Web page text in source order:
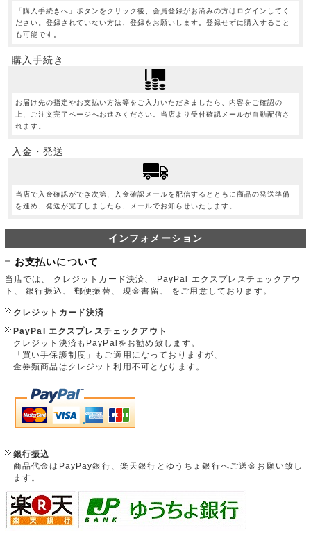
「購入手続きへ」ボタンをクリック後、会員登録がお済みの方はログインしてく
ださい。登録されていない方は、登録をお願いします。登録せずに購入すること
も可能です。
購入手続き
お届け先の指定やお支払い方法等をご入力いただきましたら、内容をご確認の
上、ご注文完了ページへお進みください。当店より受付確認メールが自動配信さ
れます。
入金・発送
当店で入金確認ができ次第、入金確認メールを配信するとともに商品の発送準備
を進め、発送が完了しましたら、メールでお知らせいたします。
インフォメーション
お支払いについて
当店では、 クレジットカード決済、 PayPal エクスプレスチェックアウ
ト、 銀行振込、 郵便振替、 現金書留、 をご用意しております。
クレジットカード決済
PayPal エクスプレスチェックアウト
クレジット決済もPayPalをお勧め致します。
「買い手保護制度」もご適用になっておりますが、
金券類商品はクレジット利用不可となります。
銀行振込
商品代金はPayPay銀行、楽天銀行とゆうちょ銀行へご送金お願い致し
ます。